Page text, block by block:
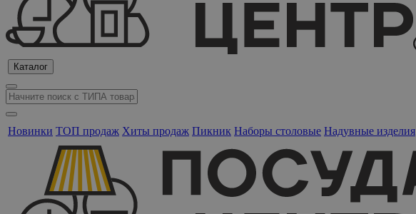
Каталог
Новинки ТОП продаж Хиты продаж Пикник Наборы столовые Надувные изделия